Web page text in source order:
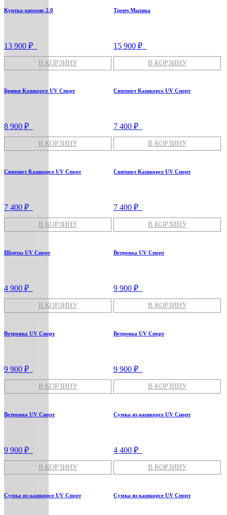
Куртка-кимоно 2.0
13 900 ₽
В КОРЗИНУ
Тренч Мышка
15 900 ₽
В КОРЗИНУ
Брюки Кашкорсе UV Спорт
8 900 ₽
В КОРЗИНУ
Свитшот Кашкорсе UV Спорт
7 400 ₽
В КОРЗИНУ
Свитшот Кашкорсе UV Спорт
7 400 ₽
В КОРЗИНУ
Свитшот Кашкорсе UV Спорт
7 400 ₽
В КОРЗИНУ
Шорты UV Спорт
4 900 ₽
В КОРЗИНУ
Ветровка UV Спорт
9 900 ₽
В КОРЗИНУ
Ветровка UV Спорт
9 900 ₽
В КОРЗИНУ
Ветровка UV Спорт
9 900 ₽
В КОРЗИНУ
Ветровка UV Спорт
9 900 ₽
В КОРЗИНУ
Сумка из кашкорсе UV Спорт
4 400 ₽
В КОРЗИНУ
Сумка из кашкорсе UV Спорт Сумка из кашкорсе UV Спорт